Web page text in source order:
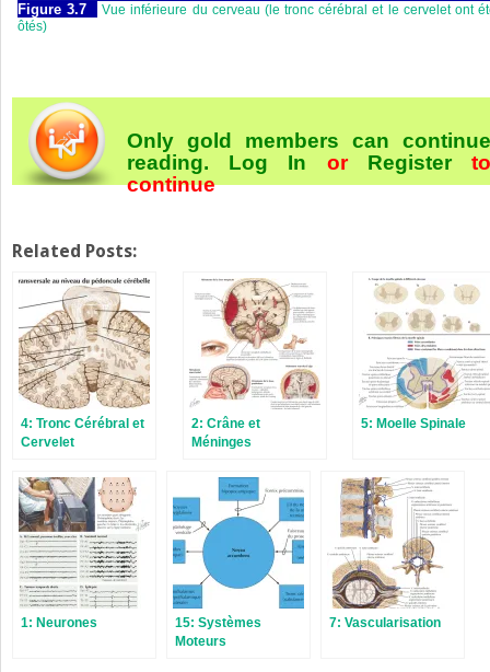
Figure 3.7
Vue inférieure du cerveau (le tronc cérébral et le cervelet ont
ôtés)
Only gold members can continue
reading. Log In orRegister
continue
Related Posts:
4: Tronc Cérébral et
Cervelet
2: Crâne et
Méninges
5: Moelle Spinale
1: Neurones
15: Systèmes
Moteurs
7: Vascularisation